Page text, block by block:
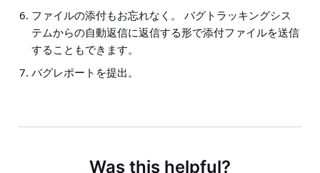
ファイルの添付もお忘れなく。 バグトラッキングシス
テムからの自動返信に返信する形で添付ファイルを送信
することもできます。
バグレポートを提出。
Was this helpful?